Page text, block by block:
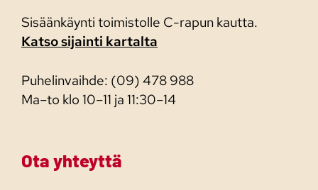
Sisäänkäynti toimistolle C-rapun kautta.
Katso sijainti kartalta
Puhelinvaihde: (09) 478 988
Ma–to klo 10–11 ja 11:30–14
Ota yhteyttä